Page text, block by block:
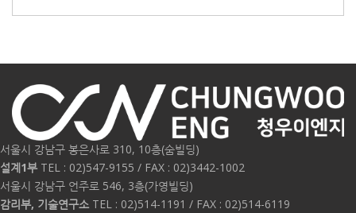
서울시 강남구 봉은사로 310, 10층(숨빌딩)
설계1부TEL : 02)547-9155 / FAX : 02)3442-1002
서울시 강남구 언주로 546, 3층(가영빌딩)
감리부, 기술연구소TEL : 02)514-1191 / FAX : 02)514-6119